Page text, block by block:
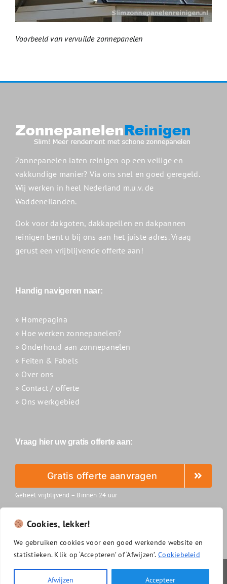
Cookies, lekker!
We gebruikencookiesvooreengoedwerkende website en
statistieken. Klik op ‘Accepteren’of ‘Afwijzen’. Cookiebeleid
Afwijzen Accepteer
Voorbeeld van vervuilde zonnepanelen
Zonnepanelen laten reinigen op een veilige en
vakkundige manier? Via ons snel en goed geregeld.
Wij werken in heel Nederland m.u.v. de
Waddeneilanden.
Ook voor dakgoten, dakkapellen en dakpannen
reinigen bent u bij ons aan het juiste adres. Vraag
gerust een vrijblijvende offerte aan!
Handig navigeren naar:
» Homepagina
» Hoe werken zonnepanelen?
» Onderhoud aan zonnepanelen
» Feiten & Fabels
» Over ons
» Contact / offerte
» Ons werkgebied
Vraag hier uw gratis offerte aan:
Gratis offerte aanvragen
Geheel vrijblijvend – Binnen 24 uur